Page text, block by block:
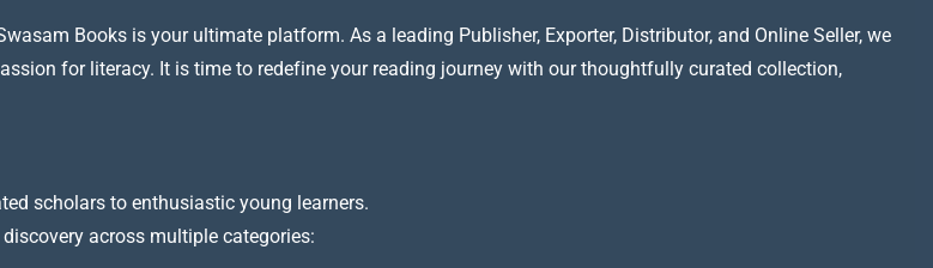
Books is your ultimate platform. As a leading Publisher, Exporter, Distributor, and Online Seller, we
for literacy. It is time to redefine your reading journey with our thoughtfully curated collection,
scholars to enthusiastic young learners.
across multiple categories: